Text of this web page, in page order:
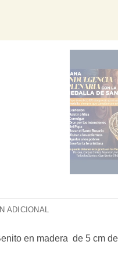
ADICIONAL
en madera de 5 cm